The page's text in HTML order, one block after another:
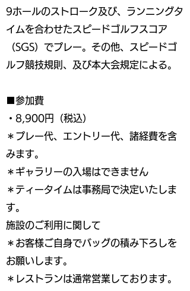
9ホールのストローク及び、ランニングタ
イムを合わせたスピードゴルフスコア
（SGS）でプレー。その他、スピードゴ
ルフ競技規則、及び本大会規定による。
■参加費
・8,900円（税込）
＊プレー代、エントリー代、諸経費を含
みます。
＊ギャラリーの入場はできません
＊ティータイムは事務局で決定いたしま
す。
施設のご利用に関して
＊お客様ご自身でバッグの積み下ろしを
お願いします。
＊レストランは通常営業しております。